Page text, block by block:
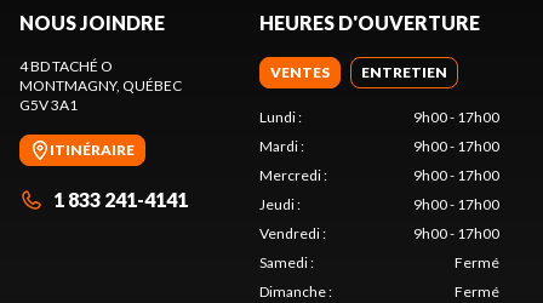
NOUS JOINDRE
4 BD TACHÉ O
MONTMAGNY, QUÉBEC
G5V 3A1
ITINÉRAIRE
1 833 241-4141
HEURES D'OUVERTURE
VENTES ENTRETIEN
Lundi:
9h00 - 17h00
Mardi:
9h00 - 17h00
Mercredi:
9h00 - 17h00
Jeudi:
9h00 - 17h00
Vendredi:
9h00 - 17h00
Samedi:
Fermé
Dimanche: Fermé